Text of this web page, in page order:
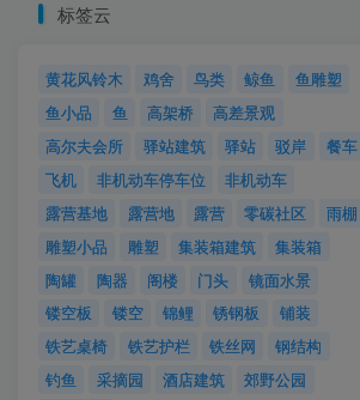
标签云
黄花风铃木 鸡舍 鸟类 鲸鱼
鱼雕塑
鱼小品
鱼 高架桥
高差景观
高尔夫会所
驿站建筑 驿站 驳岸
餐车
飞机
非机动车停车位
非机动车
露营基地
露营地 露营 零碳社区
雨棚
雕塑小品
雕塑 集装箱建筑
集装箱
陶罐
陶器 阁楼 门头
镜面水景
镂空板
镂空 锦鲤 锈钢板
铺装
铁艺桌椅
铁艺护栏 铁丝网
钢结构
钓鱼
采摘园 酒店建筑
郊野公园